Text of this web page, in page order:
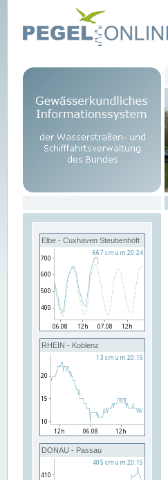
Elbe - Cuxhaven Steubenhöft
RHEIN - Koblenz
DONAU - Passau